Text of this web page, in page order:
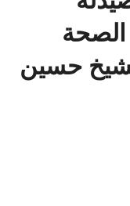
الصحة
حسين